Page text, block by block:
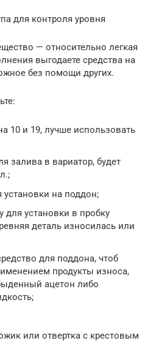
для контроля уровня
— относительно легкая
выгодаете средства на
без помощи других.
10 и 19, лучше использовать
залива в вариатор, будет
установки на поддон;
установки в пробку
деталь износилась или
для поддона, чтоб
продукты износа,
ацетон либо
или отвертка с крестовым